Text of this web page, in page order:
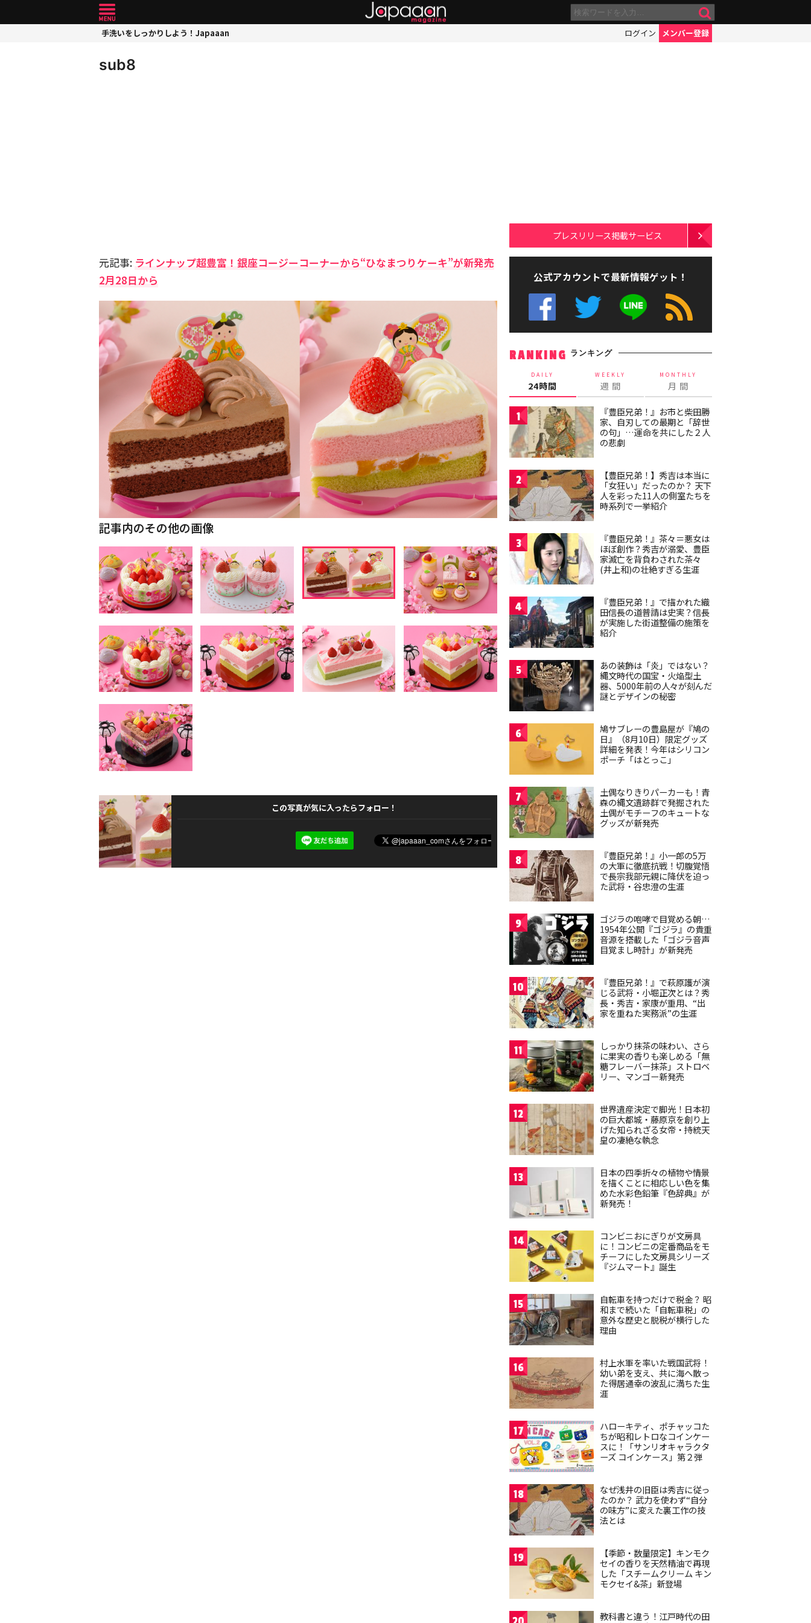
手洗いをしっかりしよう！Japaaan ログイン メンバー登録
sub8
元記事: ラインナップ超豊富！銀座コージーコーナーから“ひなまつりケーキ”が新発売
2月28日から
記事内のその他の画像
この写真が気に入ったらフォロー！
プレスリリース掲載サービス
公式アカウントで最新情報ゲット！
RANKING ランキング
DAILY
24時間
WEEKLY
週 間
MONTHLY
月 間
1
『豊臣兄弟！』お市と柴田勝
家、自刃しての最期と「辞世
の句」…運命を共にした２人
の悲劇
2
【豊臣兄弟！】秀吉は本当に
「女狂い」だったのか？ 天下
人を彩った11人の側室たちを
時系列で一挙紹介
3
『豊臣兄弟！』茶々＝悪女は
ほぼ創作？秀吉が溺愛、豊臣
家滅亡を背負わされた茶々
(井上和)の壮絶すぎる生涯
4
『豊臣兄弟！』で描かれた織
田信長の道普請は史実？信長
が実施した街道整備の施策を
紹介
5
あの装飾は「炎」ではない？
縄文時代の国宝・火焔型土
器、5000年前の人々が刻んだ
謎とデザインの秘密
6
鳩サブレーの豊島屋が『鳩の
日』（8月10日）限定グッズ
詳細を発表！今年はシリコン
ポーチ「はとっこ」
7
土偶なりきりパーカーも！青
森の縄文遺跡群で発掘された
土偶がモチーフのキュートな
グッズが新発売
8
『豊臣兄弟！』小一郎の5万
の大軍に徹底抗戦！切腹覚悟
で長宗我部元親に降伏を迫っ
た武将・谷忠澄の生涯
9
ゴジラの咆哮で目覚める朝…
1954年公開『ゴジラ』の貴重
音源を搭載した「ゴジラ音声
目覚まし時計」が新発売
10
『豊臣兄弟！』で萩原護が演
じる武将・小堀正次とは？秀
長・秀吉・家康が重用、“出
家を重ねた実務派”の生涯
11
しっかり抹茶の味わい、さら
に果実の香りも楽しめる「無
糖フレーバー抹茶」ストロベ
リー、マンゴー新発売
12
世界遺産決定で脚光！日本初
の巨大都城・藤原京を創り上
げた知られざる女帝・持統天
皇の凄絶な執念
13
日本の四季折々の植物や情景
を描くことに相応しい色を集
めた水彩色鉛筆『色辞典』が
新発売！
14
コンビニおにぎりが文房具
に！コンビニの定番商品をモ
チーフにした文房具シリーズ
『ジムマート』誕生
15
自転車を持つだけで税金？ 昭
和まで続いた「自転車税」の
意外な歴史と脱税が横行した
理由
16
村上水軍を率いた戦国武将！
幼い弟を支え、共に海へ散っ
た得居通幸の波乱に満ちた生
涯
17
ハローキティ、ポチャッコた
ちが昭和レトロなコインケー
スに！「サンリオキャラクタ
ーズ コインケース」第２弾
18
なぜ浅井の旧臣は秀吉に従っ
たのか？ 武力を使わず“自分
の味方”に変えた裏工作の技
法とは
19
【季節・数量限定】キンモク
セイの香りを天然精油で再現
した「スチームクリーム キン
モクセイ&茶」新登場
教科書と違う！江戸時代の田